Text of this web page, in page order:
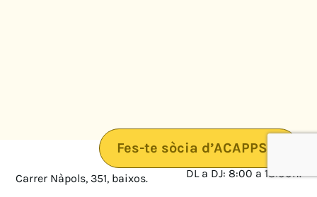
Fes-te sòcia d’ACAPPS
Carrer Nàpols, 351, baixos.
08025 · Barcelona
DL a DJ: 8:00 a 18:00h.